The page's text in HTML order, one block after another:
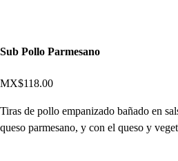
Sub Pollo Parmesano
MX$118.00
Tiras de pollo empanizado bañado en
queso parmesano, y con el queso y